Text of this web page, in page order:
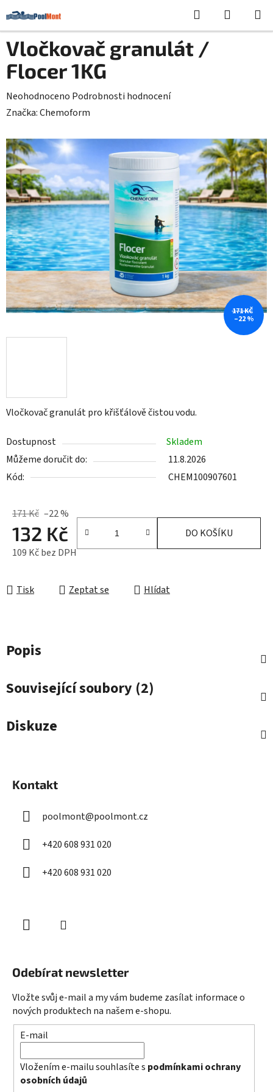
na
obsah
Hledat
KOŠÍK
Vločkovač granulát pro křišťálově čistou vodu.
Dostupnost
Skladem
Můžeme doručit do:
11.8.2026
Kód:
CHEM100907601
171 Kč –22 %
132 Kč
109 Kč bez DPH
DO KOŠÍKU
Tisk Zeptat se Hlídat
Vločkovač granulát /
Flocer 1KG
Průměrné
hodnocení
je
0,0
z
5
hvězdiček.
Neohodnoceno Podrobnosti hodnocení
Značka:Chemoform
171 KČ
–22 %
Popis
Související soubory (2)
Diskuze
Kontakt
poolmont@poolmont.cz
+420 608 931 020
+420 608 931 020
Odebírat newsletter
Vložte svůj e-mail a my vám budeme zasílat informace o
nových produktech na našem e-shopu.
E-mail
Vložením e-mailu souhlasíte s podmínkami ochrany
osobních údajů